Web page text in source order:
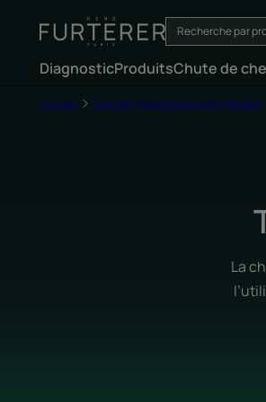
DiagnosticProduitsChute de
Accueil Tous les produits pour vos cheveux
La